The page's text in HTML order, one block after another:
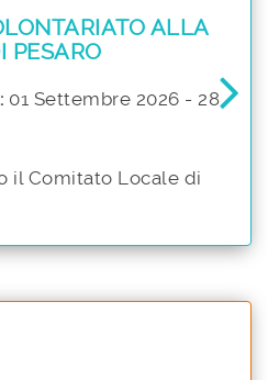
ALLA
PESARO
01 Settembre 2026 - 28
il Comitato Locale di